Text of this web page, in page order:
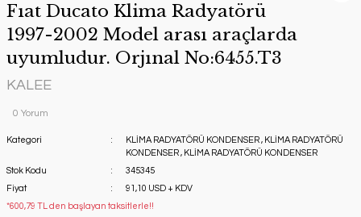
Fıat Ducato Klima Radyatörü
1997-2002 Model arası araçlarda
uyumludur. Orjınal No:6455.T3
KALEE
0 Yorum
Kategori KLİMA RADYATÖRÜ KONDENSER , KLİMA RADYATÖRÜ
KONDENSER , KLİMA RADYATÖRÜ KONDENSER
Stok Kodu
345345
Fiyat
91,10 USD + KDV
*600,79 TL den başlayan taksitlerle!!